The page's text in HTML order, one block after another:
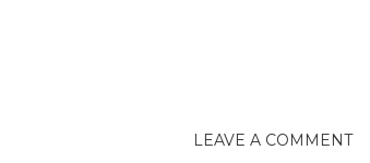
LEAVE A COMMENT